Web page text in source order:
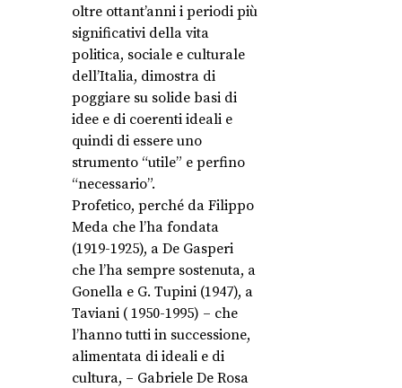
oltre ottant’anni i periodi più
significativi della vita
politica, sociale e culturale
dell’Italia, dimostra di
poggiare su solide basi di
idee e di coerenti ideali e
quindi di essere uno
strumento “utile” e perfino
“necessario”.
Profetico, perché da Filippo
Meda che l’ha fondata
(1919-1925), a De Gasperi
che l’ha sempre sostenuta, a
Gonella e G. Tupini (1947), a
Taviani ( 1950-1995) – che
l’hanno tutti in successione,
alimentata di ideali e di
cultura, – Gabriele De Rosa